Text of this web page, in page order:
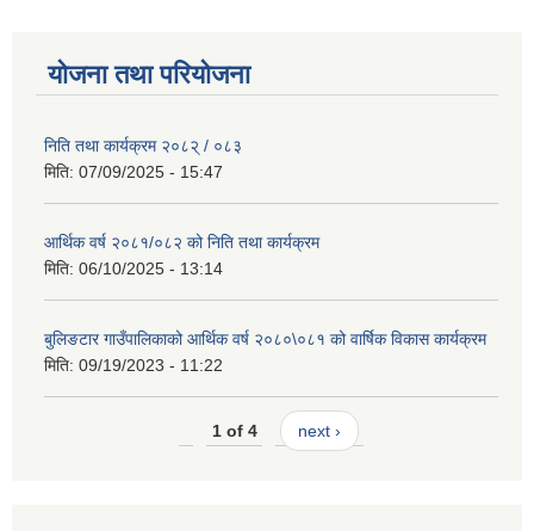
योजना तथा परियोजना
निति तथा कार्यक्रम २०८२् / ०८३
मिति: 07/09/2025 - 15:47
आर्थिक वर्ष २०८१/०८२ को निति तथा कार्यक्रम
मिति: 06/10/2025 - 13:14
बुलिङटार गाउँपालिकाको आर्थिक वर्ष २०८०\०८१ को वार्षिक विकास कार्यक्रम
मिति: 09/19/2023 - 11:22
1 of 4 next ›